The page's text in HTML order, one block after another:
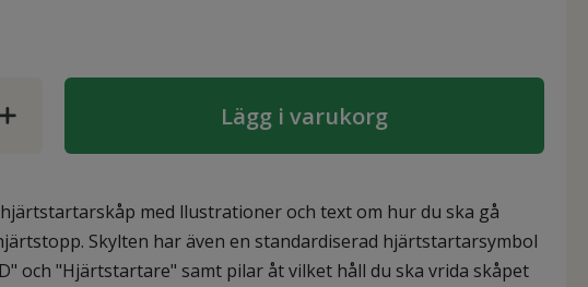
Lägg i varukorg
med llustrationer och text om hur du ska gå
Skylten har även en standardiserad hjärtstartarsymbol
och "Hjärtstartare" samt pilar åt vilket håll du ska vrida skåpet